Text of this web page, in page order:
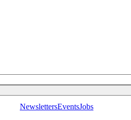
NewslettersEventsJobs